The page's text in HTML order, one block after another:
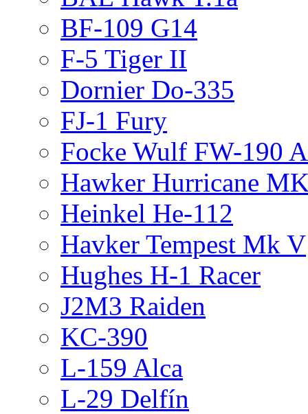
BF-109 G14
F-5 Tiger II
Dornier Do-335
FJ-1 Fury
Focke Wulf FW-190
Hawker Hurricane
Heinkel He-112
Havker Tempest Mk V
Hughes H-1 Racer
J2M3 Raiden
KC-390
L-159 Alca
L-29 Delfín